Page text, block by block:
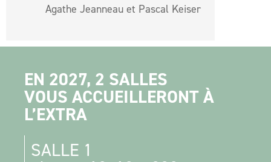
Agathe Jeanneau et Pascal Keiser
EN 2027, 2 SALLES
VOUS ACCUEILLERONT À
L’EXTRA
SALLE 1